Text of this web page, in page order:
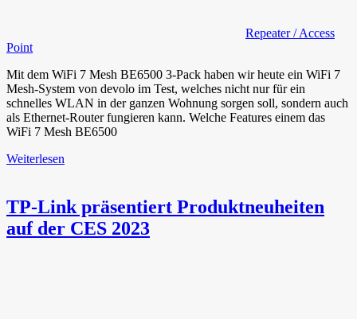
Repeater / Access
Point
Mit dem WiFi 7 Mesh BE6500 3-Pack haben wir heute ein WiFi 7
Mesh-System von devolo im Test, welches nicht nur für ein
schnelles WLAN in der ganzen Wohnung sorgen soll, sondern auch
als Ethernet-Router fungieren kann. Welche Features einem das
WiFi 7 Mesh BE6500
Weiterlesen
TP-Link präsentiert Produktneuheiten
auf der CES 2023